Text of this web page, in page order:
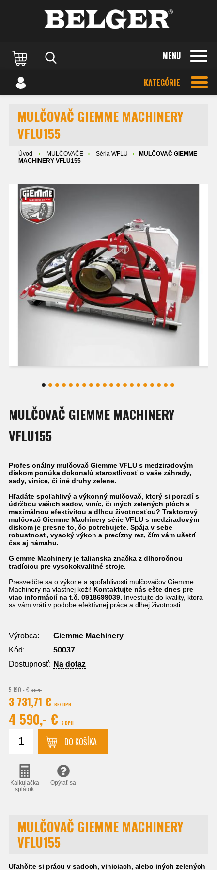
MENU
KATEGÓRIE
MULČOVAČ GIEMME MACHINERY
VFLU155
Úvod MULČOVAČE Séria WFLU
MULČOVAČ GIEMME
MACHINERY VFLU155
MULČOVAČ GIEMME MACHINERY
VFLU155
Profesionálny mulčovač Giemme VFLU s medziradovým
diskom ponúka dokonalú starostlivosť o vaše záhrady,
sady, vinice, či iné druhy zelene.
Hľadáte spoľahlivý a výkonný mulčovač, ktorý si poradí s
údržbou vašich sadov, viníc, či iných zelených plôch s
maximálnou efektivitou a dlhou životnosťou? Traktorový
mulčovač Giemme Machinery série VFLU s medziradovým
diskom je presne to, čo potrebujete. Spája v sebe
robustnosť, vysoký výkon a precízny rez, čím vám ušetrí
čas aj námahu.
Giemme Machinery je talianska značka z dlhoročnou
tradíciou pre vysokokvalitné stroje.
Presvedčte sa o výkone a spoľahlivosti mulčovačov Giemme
Machinery na vlastnej koži! Kontaktujte nás ešte dnes pre
viac informácií na t.č. 0918699039. Investujte do kvality, ktorá
sa vám vráti v podobe efektívnej práce a dlhej životnosti.
Výrobca:
Giemme Machinery
Kód:
50037
Dostupnosť: Na dotaz
5 190,- €S DPH
3 731,71 € BEZ DPH
4 590,- € S DPH
DO KOŠÍKA
Kalkulačka
splátok
Opýtať sa
MULČOVAČ GIEMME MACHINERY
VFLU155
Uľahčite si prácu v sadoch, viniciach, alebo iných zelených